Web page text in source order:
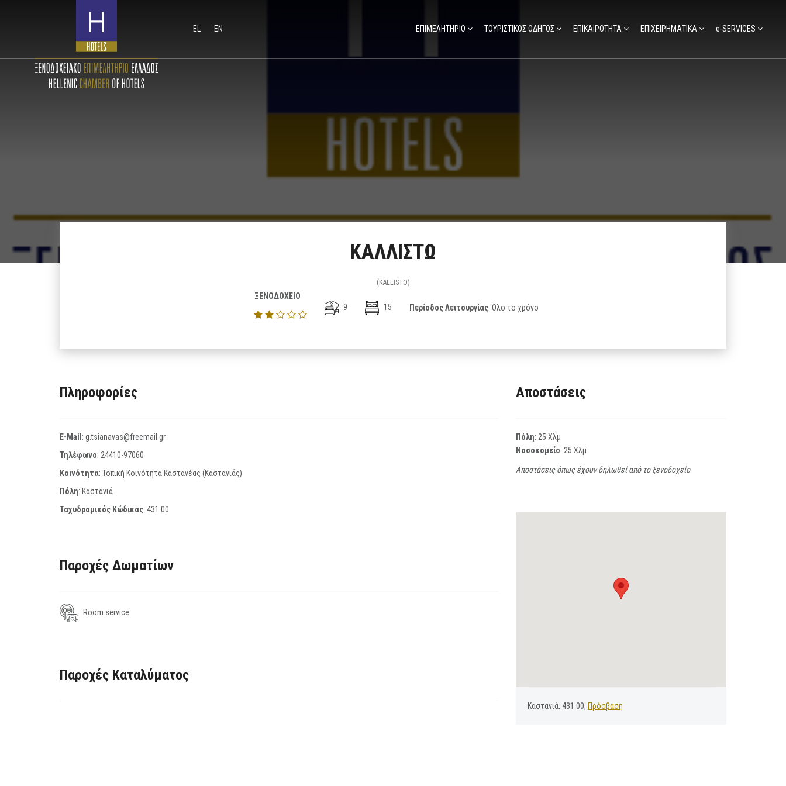
EL EN ΕΠΙΜΕΛΗΤΗΡΙΟ ΤΟΥΡΙΣΤΙΚΟΣ ΟΔΗΓΟΣ ΕΠΙΚΑΙΡΟΤΗΤΑ ΕΠΙΧΕΙΡΗΜΑΤΙΚΑ e-SERVICES
ΚΑΛΛΙΣΤΩ
(KALLISTO)
ΞΕΝΟΔΟΧΕΙΟ
9
15 Περίοδος Λειτουργίας: Όλο το χρόνο
Πληροφορίες
E-Mail : g.tsianavas@freemail.gr
Τηλέφωνο: 24410-97060
Κοινότητα: Τοπική Κοινότητα Καστανέας (Καστανιάς)
Πόλη: Καστανιά
Ταχυδρομικός Κώδικας: 431 00
Παροχές Δωματίων
Room service
Παροχές Καταλύματος
Αποστάσεις
Πόλη: 25 Χλμ
Νοσοκομείο: 25 Χλμ
Αποστάσεις όπως έχουν δηλωθεί από το ξενοδοχείο
Καστανιά, 431 00, Πρόσβαση